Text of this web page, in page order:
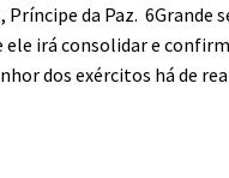
da Paz. 6Grande
ele irá consolidar e
dos exércitos há de